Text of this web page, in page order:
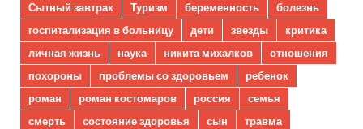
Сытный завтрак
Туризм беременность
болезнь
госпитализация в больницу
дети звезды
критика
личная жизнь
наука никита михалков
отношения
похороны
проблемы со здоровьем
ребенок
роман
роман костомаров россия
семья
смерть
состояние здоровья сын
травма